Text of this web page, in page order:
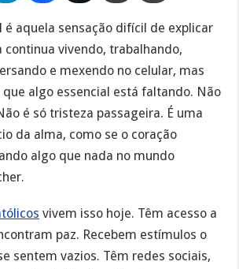
é aquela sensação difícil de explicar
continua vivendo, trabalhando,
e mexendo no celular, mas
algo essencial está faltando. Não
é só tristeza passageira. É uma
da alma, como se o coração
algo que nada no mundo
vivem isso hoje. Têm acesso a
paz. Recebem estímulos o
sentem vazios. Têm redes sociais,